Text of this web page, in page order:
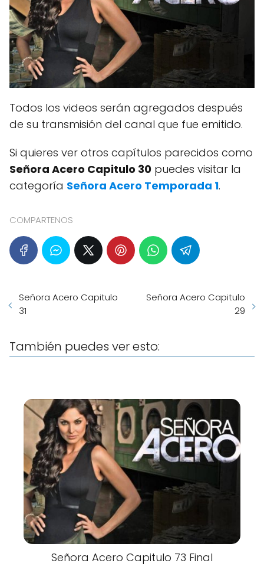
Todos los videos serán agregados después
de su transmisión del canal que fue emitido.
Si quieres ver otros capítulos parecidos como
Señora Acero Capitulo 30 puedes visitar la
categoría Señora Acero Temporada 1.
COMPARTENOS
Señora Acero Capitulo
31
Señora Acero Capitulo
29
También puedes ver esto:
Señora Acero Capitulo 73 Final